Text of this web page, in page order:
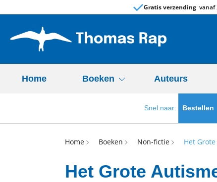
Gratis verzendingvanaf
Home Boeken Auteurs
Snel naar: Bestellen
Home Boeken Non-fictie Het
Het Grote